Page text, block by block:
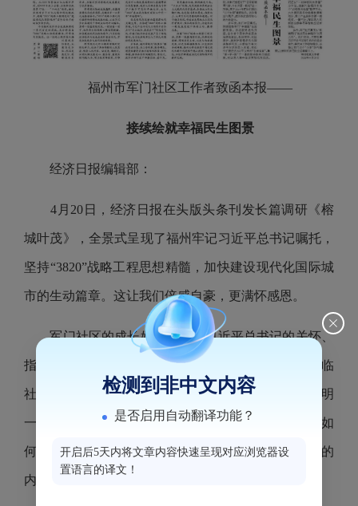
福州市军门社区工作者致函本报——
接续绘就幸福民生图景
经济日报编辑部：
4月20日，经济日报在头版头条刊发长篇调研《榕
城叶茂》，全景式呈现了福州牢记习近平总书记嘱托，
坚持“3820”战略工程思想精髓，加快建设现代化国际城
市的生动篇章。这让我们倍感自豪，更满怀感恩。
军门社区的成长始终沐浴在习近平总书记的关怀、
指导下。总书记先后3次莅临调研，在1995年第2次莅临
社区时，为我们提笔写下“昔日纸褙军门前，今日文明
一枝花”这一对联，更于2014年向我们提出“三个如
何”重要指示。这份肯定与期许，成为我们践行初心的
内生动力。
检测到非中文内容
是否启用自动翻译功能？
开启后5天内将文章内容快速呈现对应浏览器设
置语言的译文！